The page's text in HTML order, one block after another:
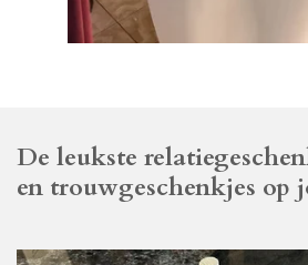
De leukste
en trouwgeschenkjes op